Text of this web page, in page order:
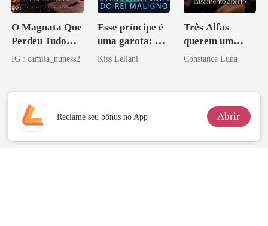
O Magnata Que
Perdeu Tudo
Inclusive Ela
IG : camila_nuness2
Esse príncipe é
uma garota: A
companheira
Kiss Leilani
Três Alfas
querem um
casamento
Constance Luna
Reclame seu bônus no App Abrir